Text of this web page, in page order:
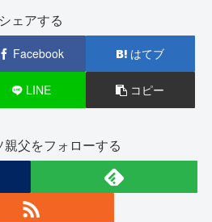
シェアする
Facebook はてブ
LINE コピー
親父をフォローする